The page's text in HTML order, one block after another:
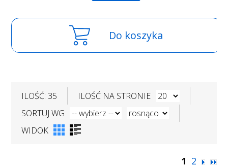
Do koszyka
ILOŚĆ: 35
ILOŚĆ NA STRONIE
SORTUJ WG
WIDOK
1 2